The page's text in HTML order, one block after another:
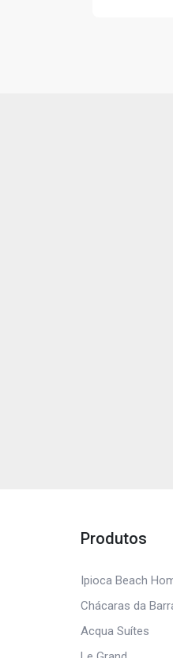
Produtos
Ipioca Beach
Chácaras da
Acqua Suítes